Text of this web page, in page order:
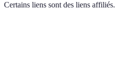
Certains liens sont des liens affiliés.